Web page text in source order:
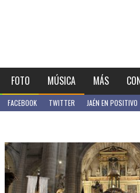
FOTO MÚSICA MÁS
FACEBOOK TWITTER JAÉN EN POSITIVO